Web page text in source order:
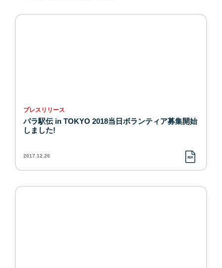
プレスリリース
パラ駅伝 in TOKYO 2018当日ボランティア募集開始
しました!
2017.12.26